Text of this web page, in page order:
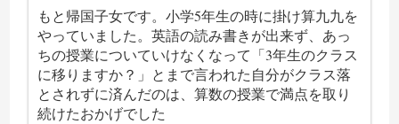
もと帰国子女です。小学5年生の時に掛け算九九を
やっていました。英語の読み書きが出来ず、あっ
ちの授業についていけなくなって「3年生のクラス
に移りますか？」とまで言われた自分がクラス落
とされずに済んだのは、算数の授業で満点を取り
続けたおかげでした